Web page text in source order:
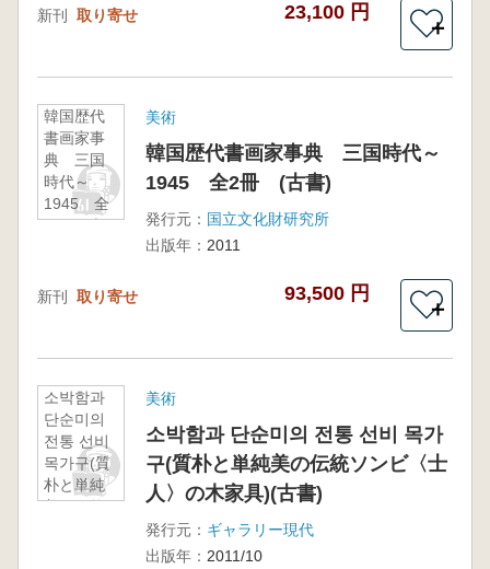
新刊 取り寄せ 23,100 円
＋
韓国歴代
書画家事
典 三国
時代～
1945 全
2冊 (古
美術
韓国歴代書画家事典 三国時代～
1945 全2冊 (古書)
発行元： 国立文化財研究所
出版年： 2011
新刊 取り寄せ 93,500 円
＋
소박함과
단순미의
전통 선비
목가구(質
朴と単純
美の伝統
美術
소박함과 단순미의 전통 선비 목가
구(質朴と単純美の伝統ソンビ〈士
人〉の木家具)(古書)
発行元： ギャラリー現代
出版年： 2011/10